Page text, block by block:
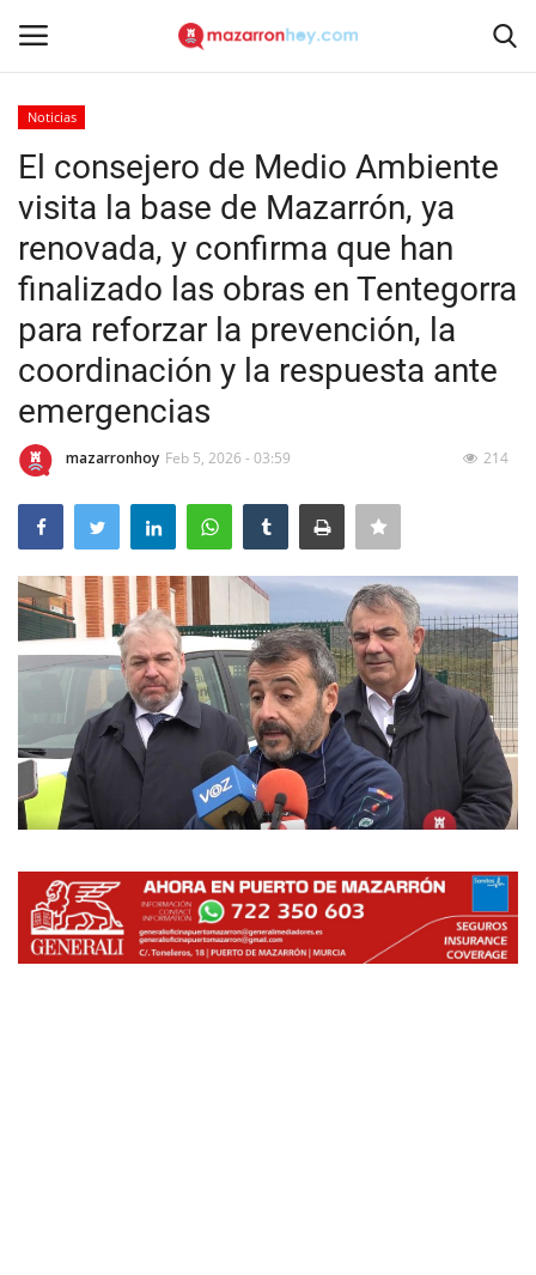
Inicio
Contacto
Noticias
Entrevistas
Reportajes
Empresas
Mapa de Mazarrón
Vídeos
Galerías
Contacto
Empresas
Noticias
El consejero de Medio Ambiente
visita la base de Mazarrón, ya
renovada, y confirma que han
finalizado las obras en Tentegorra
para reforzar la prevención, la
coordinación y la respuesta ante
emergencias
mazarronhoy Feb 5, 2026 - 03:59 214